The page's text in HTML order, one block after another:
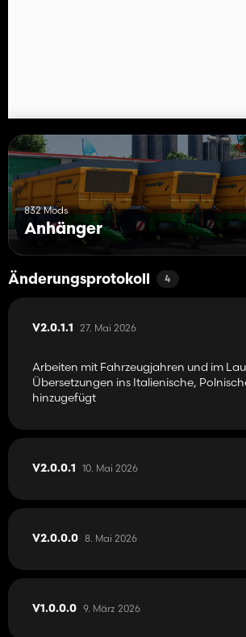
832 Mods
Anhänger
Änderungsprotokoll 4
V2.0.1.1 27. Mai 2026
Arbeiten mit Fahrzeugjahren und im
Übersetzungen ins Italienische,
hinzugefügt
V2.0.0.1 10. Mai 2026
V2.0.0.0 8. Mai 2026
V1.0.0.0 9. März 2026